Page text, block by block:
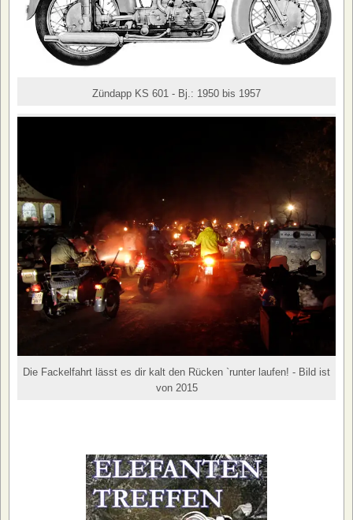
Zündapp KS 601 - Bj.: 1950 bis 1957
Die Fackelfahrt lässt es dir kalt den Rücken `runter laufen! - Bild ist
von 2015